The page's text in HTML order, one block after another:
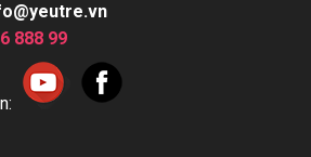
888 99